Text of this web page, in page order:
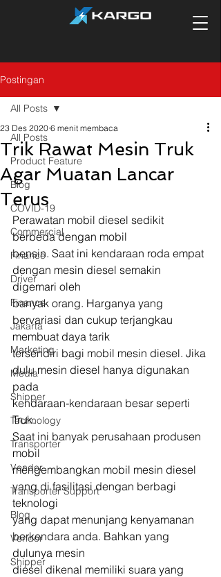
Postingan
All Posts
Product Feature
Blog
COVID-19
Commercial
Finance
Driver
Finance
Jakarta
Marketing
Media
Shipper
Technology
Transporter
Vendor
Transporter Support
Blog
Vendor
Shipper
All Posts
Trik Rawat Mesin Truk
Agar Muatan Lancar
Terus
23 Des 2020 6 menit membaca
Perawatan mobil diesel sedikit
berbeda dengan mobil
bensin. Saat ini kendaraan roda empat
dengan mesin diesel semakin
digemari oleh
banyak orang. Harganya yang
bervariasi dan cukup terjangkau
membuat daya tarik
tersendiri bagi mobil mesin diesel. Jika
dulu mesin diesel hanya digunakan
pada
kendaraan-kendaraan besar seperti
Truk.
Saat ini banyak perusahaan produsen
mobil
mengembangkan mobil mesin diesel
yang di fasilitasi dengan berbagi
teknologi
yang dapat menunjang kenyamanan
berkendara anda. Bahkan yang
dulunya mesin
diesel dikenal memiliki suara yang